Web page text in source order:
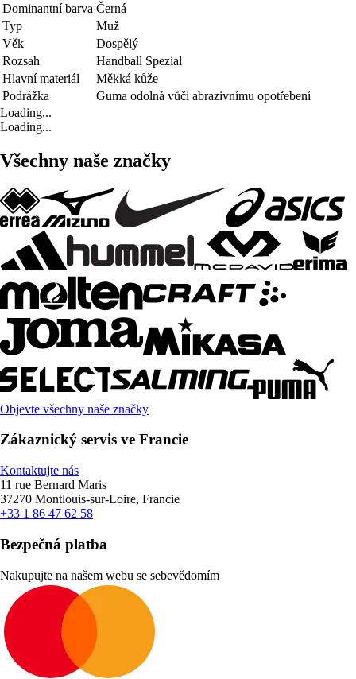
Dominantní barva Černá
Typ
Muž
Věk
Dospělý
Rozsah
Handball Spezial
Hlavní materiál
Měkká kůže
Podrážka
Guma odolná vůči abrazivnímu opotřebení
Loading...
Loading...
Všechny naše značky
Objevte všechny naše značky
Zákaznický servis ve Francie
Kontaktujte nás
11 rue Bernard Maris
37270 Montlouis-sur-Loire, Francie
+33 1 86 47 62 58
Bezpečná platba
Nakupujte na našem webu se sebevědomím